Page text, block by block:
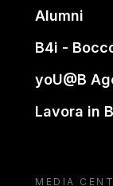
Alumni
B4i -
yoU@B
Lavora in
MEDIA